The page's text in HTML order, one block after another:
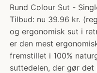
Rund Colour Sut -
Tilbud: nu 39.96 kr.
og ergonomisk sut i
er den mest
fremstillet i 100%
suttedelen, der gør